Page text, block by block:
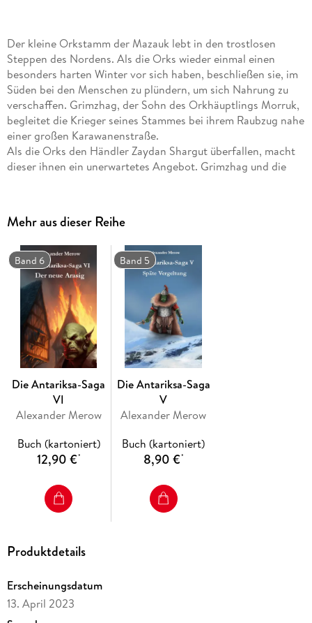
Der kleine Orkstamm der Mazauk lebt in den trostlosen
Steppen des Nordens. Als die Orks wieder einmal einen
besonders harten Winter vor sich haben, beschließen sie, im
Süden bei den Menschen zu plündern, um sich Nahrung zu
verschaffen. Grimzhag, der Sohn des Orkhäuptlings Morruk,
begleitet die Krieger seines Stammes bei ihrem Raubzug nahe
einer großen Karawanenstraße.
Als die Orks den Händler Zaydan Shargut überfallen, macht
dieser ihnen ein unerwartetes Angebot. Grimzhag und die
Ereignissen mit katastrophalen Folgen nimmt ihren Lauf. . .
Mehr aus dieser Reihe
Band 6
Die Antariksa-Saga
VI
Alexander Merow
Buch (kartoniert)
12,90 €*
Band 5
Die Antariksa-Saga
V
Alexander Merow
Buch (kartoniert)
8,90 €*
Produktdetails
Erscheinungsdatum
13. April 2023